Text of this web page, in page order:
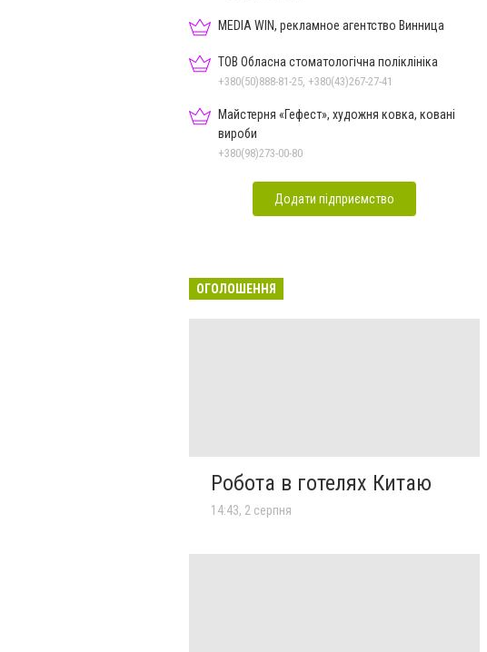
MEDIA WIN, рекламное агентство Винница
ТОВ Обласна стоматологічна поліклініка
+380(50)888-81-25, +380(43)267-27-41
Майстерня «Гефест», художня ковка, ковані
вироби
+380(98)273-00-80
Додати підприємство
ОГОЛОШЕННЯ
Робота в готелях Китаю
14:43, 2 серпня